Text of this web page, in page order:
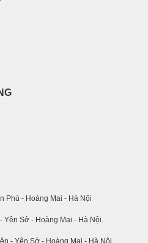
Phú - Hoàng Mai - Hà Nội
Yên Sở - Hoàng Mai - Hà Nội.
- Yên Sở - Hoàng Mai - Hà Nội